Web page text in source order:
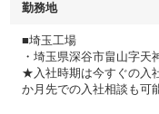
勤務地
■埼玉工場
・埼玉県深谷市畠山字天
★入社時期は今すぐの入
か月先での入社相談も可